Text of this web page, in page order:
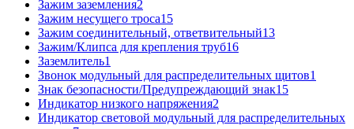
Зажим заземления2
Зажим несущего троса15
Зажим соединительный, ответвительный13
Зажим/Клипса для крепления труб16
Заземлитель1
Звонок модульный для распределительных щитов1
Знак безопасности/Предупреждающий знак15
Индикатор низкого напряжения2
Индикатор световой модульный для распределительных